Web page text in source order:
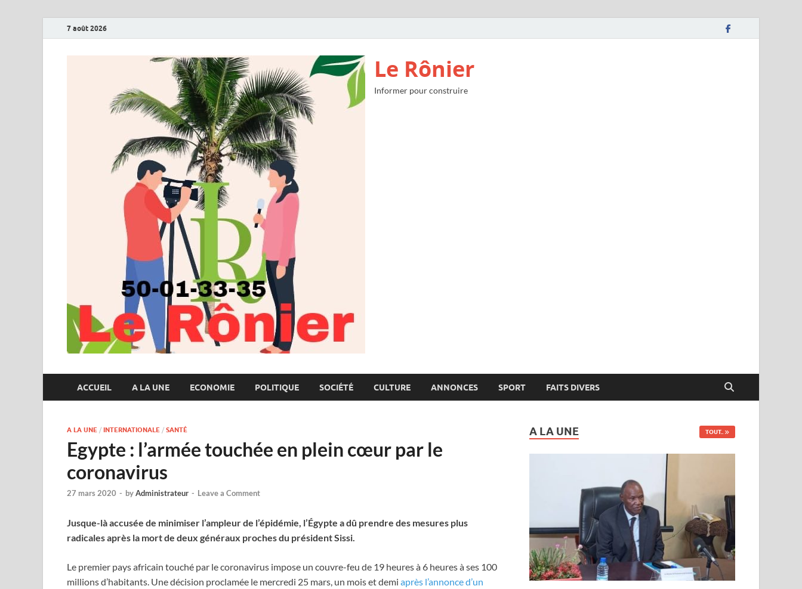
7 août 2026
Le Rônier
Informer pour construire
ACCUEIL A LA UNE ECONOMIE POLITIQUE SOCIÉTÉ CULTURE ANNONCES SPORT FAITS DIVERS
A LA UNE / INTERNATIONALE / SANTÉ
Egypte : l’armée touchée en plein cœur par le
coronavirus
27 mars 2020 - byAdministrateur - Leave a Comment
Jusque-là accusée de minimiser l’ampleur de l’épidémie, l’Égypte a dû prendre des mesures plus
radicales après la mort de deux généraux proches du président Sissi.
Le premier pays africain touché par le coronavirus impose un couvre-feu de 19 heures à 6 heures à ses 100
millions d’habitants. Une décision proclamée le mercredi 25 mars, un mois et demi après l’annonce d’un
A LA UNE TOUT..